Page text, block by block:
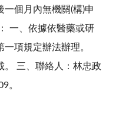
個月內無機關(構)申
一、依據依醫藥或研
項規定辦法辦理。
。 三、聯絡人：林忠政
。